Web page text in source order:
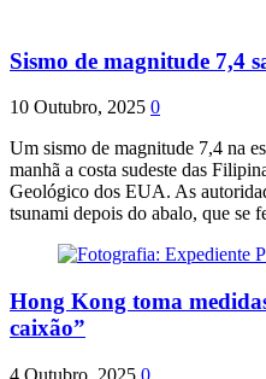
Sismo de magnitude 7,4
10 Outubro, 2025 0
Um sismo de magnitude 7,4 na
manhã a costa sudeste das
Geológico dos EUA. As
tsunami depois do abalo, que se
Hong Kong toma
caixão”
4 Outubro, 2025 0